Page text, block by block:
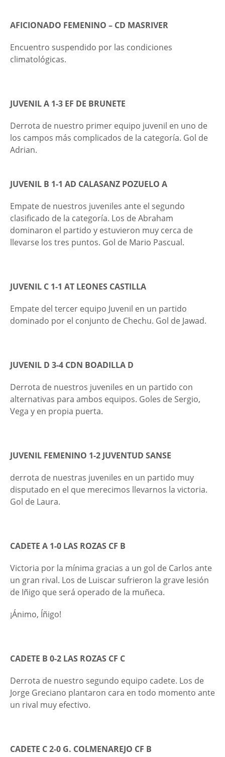
AFICIONADO FEMENINO – CD MASRIVER
Encuentro suspendido por las condiciones
climatológicas.
JUVENIL A 1-3 EF DE BRUNETE
Derrota de nuestro primer equipo juvenil en uno de
los campos más complicados de la categoría. Gol de
Adrian.
JUVENIL B 1-1 AD CALASANZ POZUELO A
Empate de nuestros juveniles ante el segundo
clasificado de la categoría. Los de Abraham
dominaron el partido y estuvieron muy cerca de
llevarse los tres puntos. Gol de Mario Pascual.
JUVENIL C 1-1 AT LEONES CASTILLA
Empate del tercer equipo Juvenil en un partido
dominado por el conjunto de Chechu. Gol de Jawad.
JUVENIL D 3-4 CDN BOADILLA D
Derrota de nuestros juveniles en un partido con
alternativas para ambos equipos. Goles de Sergio,
Vega y en propia puerta.
JUVENIL FEMENINO 1-2 JUVENTUD SANSE
derrota de nuestras juveniles en un partido muy
disputado en el que merecimos llevarnos la victoria.
Gol de Laura.
CADETE A 1-0 LAS ROZAS CF B
Victoria por la mínima gracias a un gol de Carlos ante
un gran rival. Los de Luiscar sufrieron la grave lesión
de Iñigo que será operado de la muñeca.
¡Ánimo, Íñigo!
CADETE B 0-2 LAS ROZAS CF C
Derrota de nuestro segundo equipo cadete. Los de
Jorge Greciano plantaron cara en todo momento ante
un rival muy efectivo.
CADETE C 2-0 G. COLMENAREJO CF B